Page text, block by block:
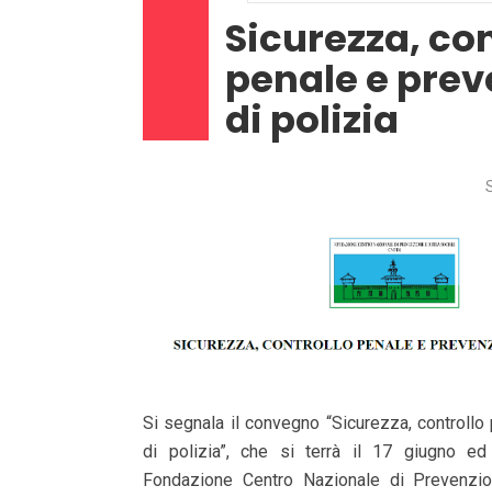
Sicurezza,
penale e
di polizia
Si segnala il convegno “Sicurezza,
di polizia”, che si terrà il 17 giugno ed
Fondazione Centro Nazionale di